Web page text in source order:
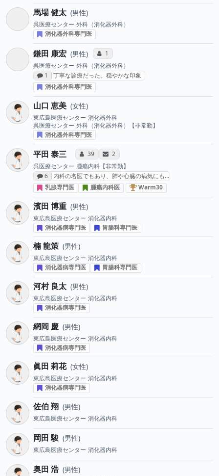
馬場 健太 男性
呉医療センター 外科（消化器外科）
消化器外科専門医
鎌田 康宏 男性 コミュニケーション・タイプ投票数
1
呉医療センター 外科（消化器外科）
感想投稿数
1
丁寧な診療だった。穏やかな印象
消化器外科専門医
山口 恵美 女性
東広島医療センター 消化器外科
呉医療センター 外科（消化器外科）【非常勤】
消化器外科専門医
平田 泰三 コミュニケーション・タイプ投票数
39 サンキューレター送付数
2
呉医療センター 腫瘍内科【非常勤】
感想投稿数
6
内科の名医でもあり、肺や心臓の病気にも…
乳腺専門医
腫瘍内科医 Warm30乳がん治療医
濱田 博重 男性
東広島医療センター 消化器内科
消化器病専門医
胃腸科専門医
楠 龍策 男性
東広島医療センター 消化器内科
消化器病専門医
胃腸科専門医
河村 良太 男性
東広島医療センター 消化器内科
消化器病専門医
網岡 慶 男性
東広島医療センター 消化器内科
消化器病専門医
眞田 莉花 女性
東広島医療センター 消化器内科
消化器病専門医
佐伯 翔 男性
東広島医療センター 消化器内科
岡田 駿 男性
東広島医療センター 消化器内科
奥田 浩 男性